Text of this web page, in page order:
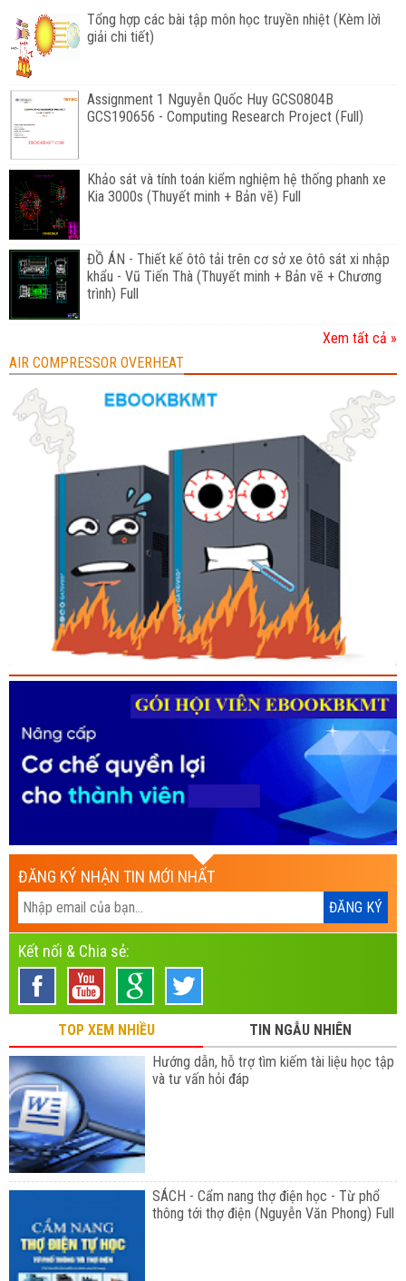
Tổng hợp các bài tập môn học truyền nhiệt (Kèm lờì
giải chi tiết)
Assignment 1 Nguyễn Quốc Huy GCS0804B
GCS190656 - Computing Research Project (Full)
Khảo sát và tính toán kiểm nghiệm hệ thống phanh xe
Kia 3000s (Thuyết minh + Bản vẽ) Full
ĐỒ ÁN - Thiết kế ôtô tải trên cơ sở xe ôtô sát xi nhập
khẩu - Vũ Tiến Thà (Thuyết minh + Bản vẽ + Chương
trình) Full
Xem tất cả »
AIR COMPRESSOR OVERHEAT
ĐĂNG KÝ NHẬN TIN MỚI NHẤT
Kết nối & Chia sẻ:
TOP XEM NHIỀU
TIN NGẪU NHIÊN
Hướng dẫn, hỗ trợ tìm kiếm tài liệu học tập
và tư vấn hỏi đáp
SÁCH - Cẩm nang thợ điện học - Từ phổ
thông tới thợ điện (Nguyễn Văn Phong) Full